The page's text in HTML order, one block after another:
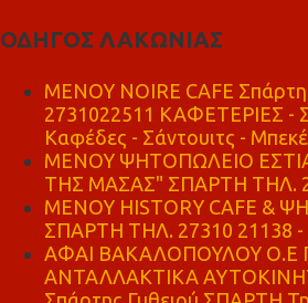
ΟΔΗΓΟΣ ΛΑΚΩΝΙΑΣ
MENOY NOIRE CAFE
2731022511 ΚΑΦΕΤΕΡΙΕΣ
Καφέδες - Σάντουιτς -
ΜΕΝΟΥ ΨΗΤΟΠΩΛΕΙΟ
ΤΗΣ ΜΑΣΑΣ" ΣΠΑΡΤΗ ΤΗΛ.
ΜΕΝΟΥ HISTORY CAFE &
ΣΠΑΡΤΗ ΤΗΛ. 27310 21138 -
ΑΦΑΙ ΒΑΚΑΛΟΠΟΥΛΟΥ Ο.Ε
ΑΝΤΑΛΛΑΚΤΙΚΑ